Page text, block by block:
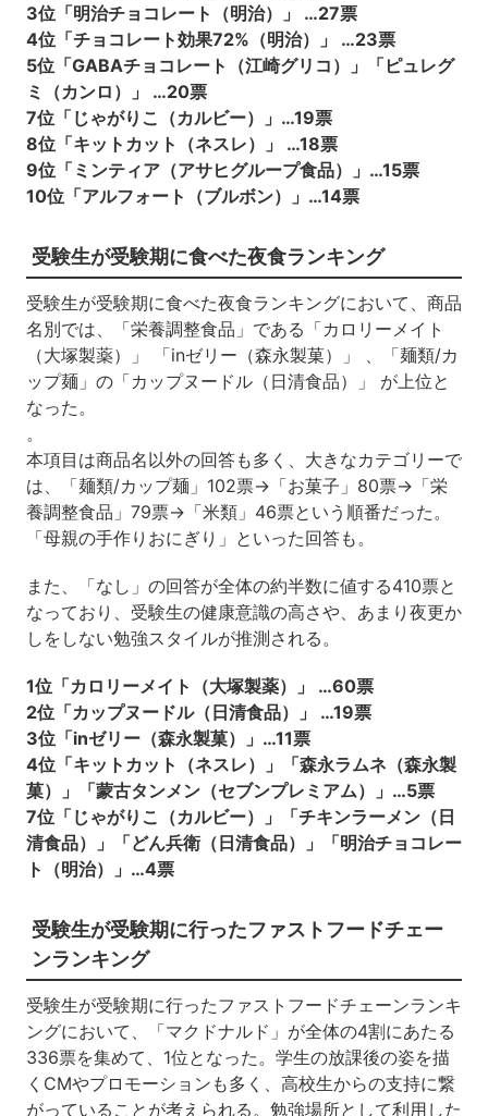
3位「明治チョコレート（明治）」 …27票
4位「チョコレート効果72%（明治）」 …23票
5位「GABAチョコレート（江崎グリコ）」「ピュレグ
ミ（カンロ）」 …20票
7位「じゃがりこ（カルビー）」…19票
8位「キットカット（ネスレ）」 …18票
9位「ミンティア（アサヒグループ食品）」…15票
10位「アルフォート（ブルボン）」…14票
受験生が受験期に食べた夜食ランキング
受験生が受験期に食べた夜食ランキングにおいて、商品
名別では、「栄養調整食品」である「カロリーメイト
（大塚製薬）」 「inゼリー（森永製菓）」 、「麺類/カ
ップ麺」の「カップヌードル（日清食品）」 が上位と
なった。
。
本項目は商品名以外の回答も多く、大きなカテゴリーで
は、「麺類/カップ麺」102票→「お菓子」80票→「栄
養調整食品」79票→「米類」46票という順番だった。
「母親の手作りおにぎり」といった回答も。
また、「なし」の回答が全体の約半数に値する410票と
なっており、受験生の健康意識の高さや、あまり夜更か
しをしない勉強スタイルが推測される。
1位「カロリーメイト（大塚製薬）」 …60票
2位「カップヌードル（日清食品）」 …19票
3位「inゼリー（森永製菓）」…11票
4位「キットカット（ネスレ）」「森永ラムネ（森永製
菓）」「蒙古タンメン（セブンプレミアム）」…5票
7位「じゃがりこ（カルビー）」「チキンラーメン（日
清食品）」「どん兵衛（日清食品）」「明治チョコレー
ト（明治）」…4票
受験生が受験期に行ったファストフードチェー
ンランキング
受験生が受験期に行ったファストフードチェーンランキ
ングにおいて、「マクドナルド」が全体の4割にあたる
336票を集めて、1位となった。学生の放課後の姿を描
くCMやプロモーションも多く、高校生からの支持に繋
がっていることが考えられる。勉強場所として利用した